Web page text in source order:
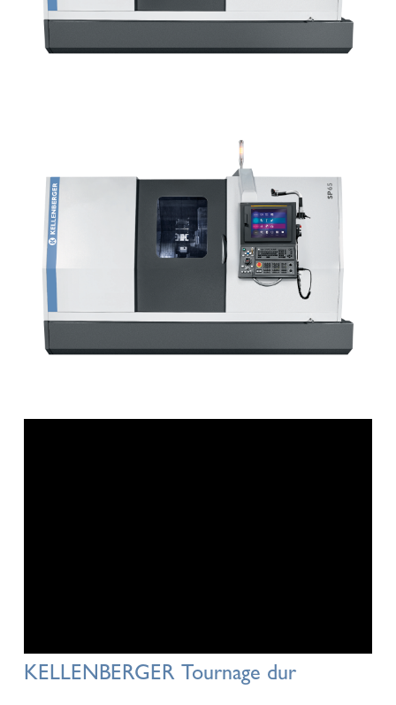
KELLENBERGER Tournage dur